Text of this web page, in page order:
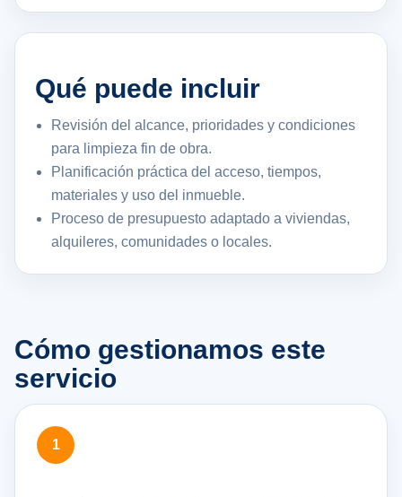
Qué puede incluir
Revisión del alcance, prioridades y condiciones
para limpieza fin de obra.
Planificación práctica del acceso, tiempos,
materiales y uso del inmueble.
Proceso de presupuesto adaptado a viviendas,
alquileres, comunidades o locales.
Cómo gestionamos este
servicio